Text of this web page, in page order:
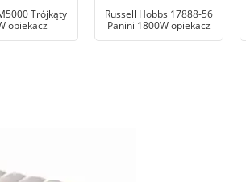
Trójkąty
opiekacz
Russell Hobbs 17888-56
Panini 1800W opiekacz